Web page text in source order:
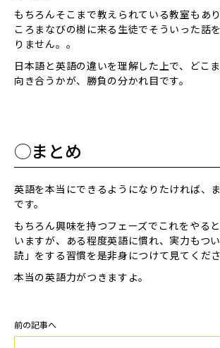
もちろんそこまで教えられている教室もあ
ころまなびの樹に来る生徒でそういった話
りません。。
日本語と英語の違いを理解した上で、どこ
向き合うかが、勝負の分かれ目です。
◯まとめ
英語を本当にできるようになりたければ、
です。
もちろん興味を持つフェーズでこれをやる
いますが、ある程度英語に慣れ、実力もつ
読」をする習慣を是非身につけて見てくださ
本当の英語力がつきますよ。
前の記事へ